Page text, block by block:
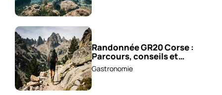
Randonnée GR20 Corse :
Parcours, conseils et
astuces !
Gastronomie